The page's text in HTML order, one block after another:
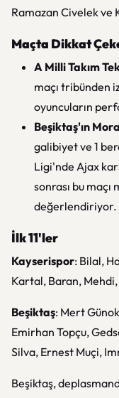
Ramazan Civelek ve
Maçta Dikkat
A Milli Takım
maçı tribünden
oyuncuların
Beşiktaş'ın
galibiyet ve 1
Ligi'nde Ajax
sonrası bu
değerlendiriyor.
İlk 11'ler
Kayserispor: Bilal,
Kartal, Baran,
Beşiktaş: Mert
Emirhan Topçu,
Silva, Ernest Muçi,
Beşiktaş,